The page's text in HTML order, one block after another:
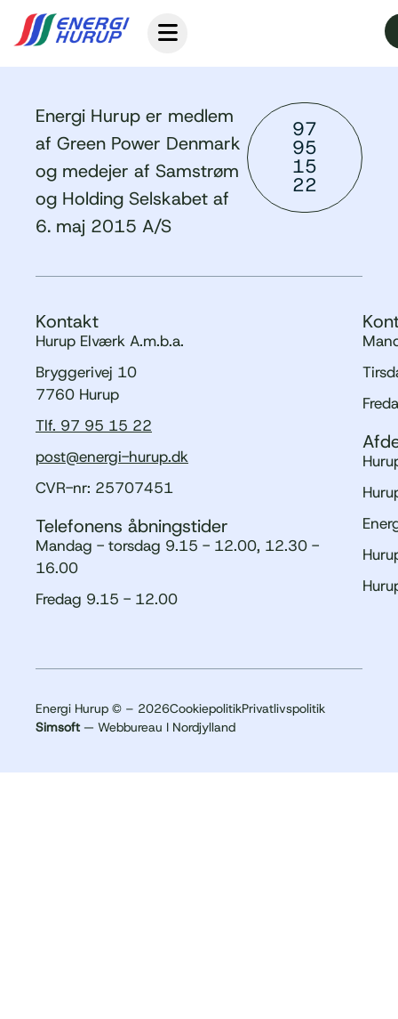
Energi Hurup er medlem
af Green Power Denmark
og medejer af Samstrøm
og Holding Selskabet af
6. maj 2015 A/S
97
95
15
22
Kontakt
Hurup Elværk A.m.b.a.
Bryggerivej 10
7760 Hurup
Tlf. 97 95 15 22
post@energi-hurup.dk
CVR-nr: 25707451
Telefonens åbningstider
Mandag - torsdag 9.15 - 12.00, 12.30 -
16.00
Fredag 9.15 - 12.00
Energi Hurup © – 2026CookiepolitikPrivatlivspolitik
Simsoft— Webbureau I Nordjylland